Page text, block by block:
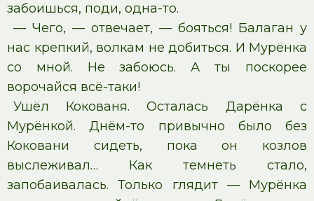
забоишься, поди, одна-то.
— Чего, — отвечает, — бояться! Балаган у
нас крепкий, волкам не добиться. И Мурёнка
со мной. Не забоюсь. А ты поскорее
ворочайся всё-таки!
Ушёл Кокованя. Осталась Дарёнка с
Мурёнкой. Днём-то привычно было без
Коковани сидеть, пока он козлов
выслеживал… Как темнеть стало,
запобаивалась. Только глядит — Мурёнка